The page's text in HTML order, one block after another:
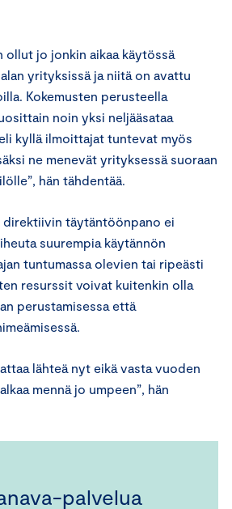
ollut jo jonkin aikaa käytössä
yrityksissä ja niitä on avattu
Kokemusten perusteella
noin yksi neljääsataa
kyllä ilmoittajat tuntevat myös
ne menevät yrityksessä suoraan
hän tähdentää.
täytäntöönpano ei
suurempia käytännön
tuntumassa olevien tai ripeästi
resurssit voivat kuitenkin olla
perustamisessa että
lähteä nyt eikä vasta vuoden
mennä jo umpeen”, hän
palvelua